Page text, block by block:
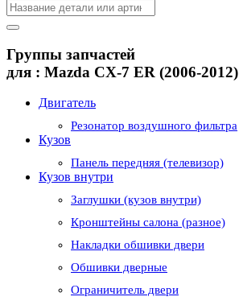
Группы запчастей
для : Mazda CX-7 ER (2006-2012)
Двигатель
Резонатор воздушного фильтра
Кузов
Панель передняя (телевизор)
Кузов внутри
Заглушки (кузов внутри)
Кронштейны салона (разное)
Накладки обшивки двери
Обшивки дверные
Ограничитель двери